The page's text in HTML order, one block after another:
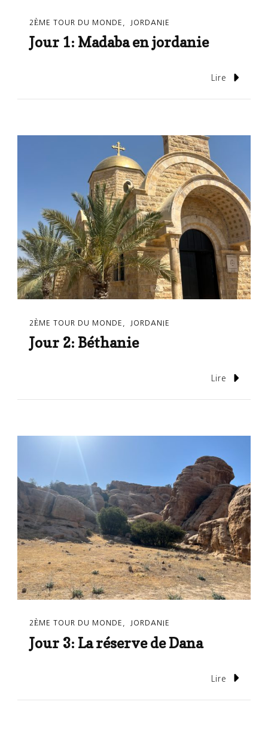
2ÈME TOUR DU MONDE JORDANIE
Jour 1: Madaba en jordanie
Lire
2ÈME TOUR DU MONDE JORDANIE
Jour 2: Béthanie
Lire
2ÈME TOUR DU MONDE JORDANIE
Jour 3: La réserve de Dana
Lire